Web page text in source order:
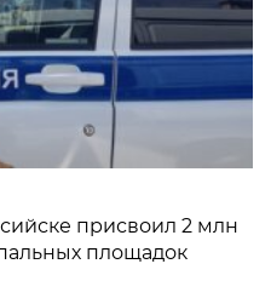
присвоил 2 млн
площадок